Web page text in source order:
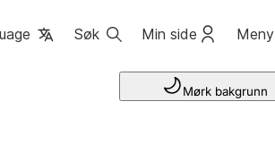
Søk Min side Meny
Mørk bakgrunn